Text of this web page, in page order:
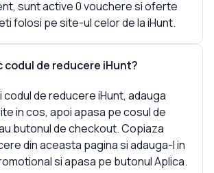
sunt active 0 vouchere si oferte
folosi pe site-ul celor de la iHunt.
codul de reducere iHunt?
de reducere iHunt, adauga
in cos, apoi apasa pe cosul de
butonul de checkout. Copiaza
din aceasta pagina si adauga-l in
si apasa pe butonul Aplica.